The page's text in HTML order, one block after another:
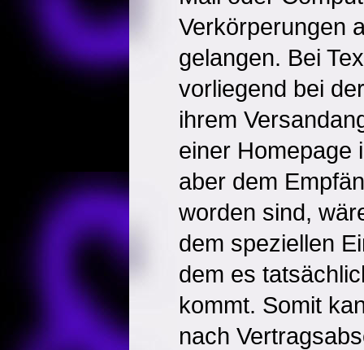
Verkörperungen
gelangen. Bei
vorliegend bei
ihrem
einer Homepage
aber dem
worden sind,
dem speziellen
dem es
kommt. Somit
nach